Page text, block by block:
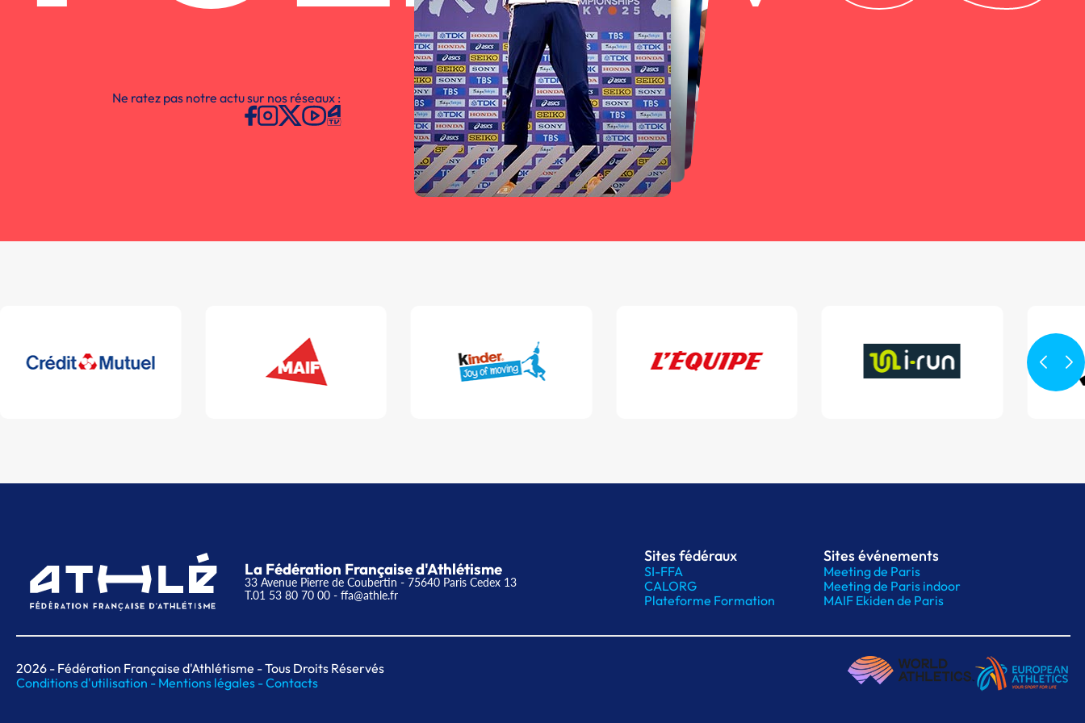
Ne ratez pas notre actu sur nos réseaux :
La Fédération Française d'Athlétisme
33 Avenue Pierre de Coubertin - 75640 Paris Cedex 13
T.01 53 80 70 00 - ffa@athle.fr
Sites fédéraux
SI-FFA
CALORG
Plateforme Formation
Sites événements
Meeting de Paris
Meeting de Paris indoor
MAIF Ekiden de Paris
2026 - Fédération Française d'Athlétisme - Tous Droits Réservés
Conditions d'utilisation - Mentions légales -Contacts